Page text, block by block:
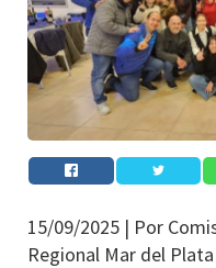
15/09/2025 | Por
Regional Mar del Plata